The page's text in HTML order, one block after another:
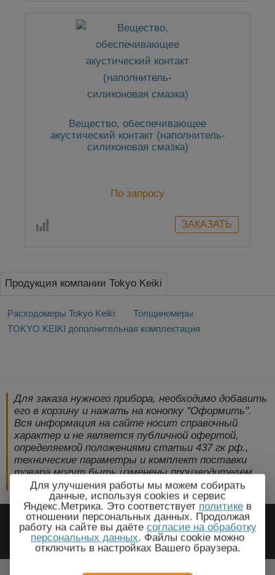
Вещество, обеспечивающее
акустический контакт (наполнитель-
силиконовая смазка)
По запросу
Продукция компании Tokyo Keiki
Расходомеры Tokyo Keiki
Толщиномеры
TOKYO KEIKI дополнительная комплектация
Для заказа нужного прибора, необходимо добавить
его в корзину и нажать на конопку "Оформить".
Вся информация на сайте носит справочный
характер и не является публичной офертой,
определяемой положениями статьи 437 гк рф.,
технические параметры и комплект поставки
товара могут быть изменены производителем
без предварительного уведомления!
2009-2026 © ЭлектроПрогресс -
Электротехническое оборудование
Для улучшения работы мы можем собирать
данные, используя cookies и сервис
Яндекс.Метрика. Это соответствует политике в
отношении персональных данных. Продолжая
работу на сайте вы даёте согласие на обработку
персональных данных. Файлы cookie можно
отключить в настройках Вашего браузера.